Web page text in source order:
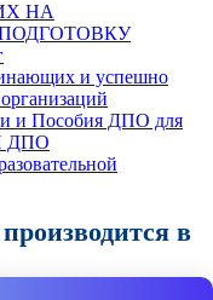
НА
и успешно
и Пособия ДПО для
ДПО
в